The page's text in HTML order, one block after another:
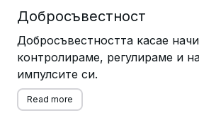
Добросъвестност
Добросъвестността касае
контролираме, регулираме и
импулсите си.
Read more